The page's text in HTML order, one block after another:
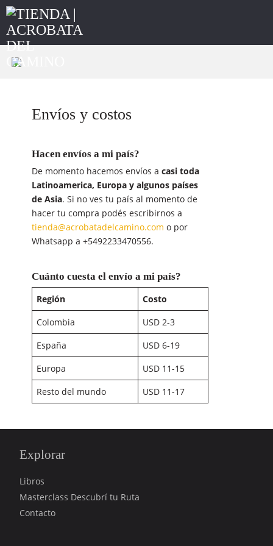
Envíos y costos
Hacen envíos a mi país?
De momento hacemos envíos a casi toda
Latinoamerica, Europa y algunos países
de Asia. Si no ves tu país al momento de
hacer tu compra podés escribirnos a
tienda@acrobatadelcamino.com o por
Whatsapp a +5492233470556.
Cuánto cuesta el envío a mi país?
Región
Costo
Colombia
USD 2-3
España
USD 6-19
Europa
USD 11-15
Resto del mundo
USD 11-17
Explorar
Libros
Masterclass Descubrí tu Ruta
Contacto